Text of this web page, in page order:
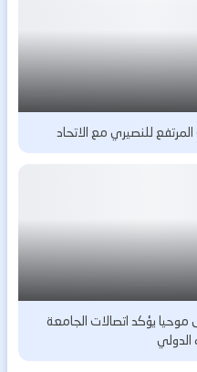
للنصيري مع الاتحاد
موحيا يؤكد اتصالات الجامعة
الدولي